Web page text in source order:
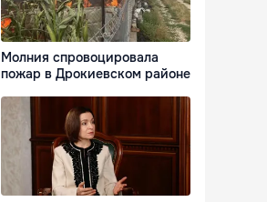
Молния спровоцировала
пожар в Дрокиевском районе